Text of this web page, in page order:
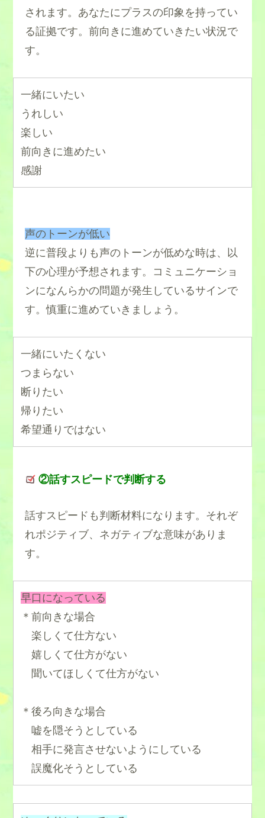
されます。あなたにプラスの印象を持ってい
る証拠です。前向きに進めていきたい状況で
す。
一緒にいたい
うれしい
楽しい
前向きに進めたい
感謝
声のトーンが低い
逆に普段よりも声のトーンが低めな時は、以
下の心理が予想されます。コミュニケーショ
ンになんらかの問題が発生しているサインで
す。慎重に進めていきましょう。
一緒にいたくない
つまらない
断りたい
帰りたい
希望通りではない
②話すスピードで判断する
話すスピードも判断材料になります。それぞ
れポジティブ、ネガティブな意味がありま
す。
早口になっている
＊前向きな場合
楽しくて仕方ない
嬉しくて仕方がない
聞いてほしくて仕方がない
＊後ろ向きな場合
嘘を隠そうとしている
相手に発言させないようにしている
誤魔化そうとしている